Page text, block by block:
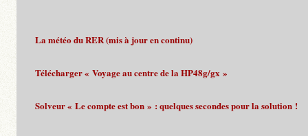
La météo du RER (mis à jour en continu)
Télécharger « Voyage au centre de la HP48g/gx »
Solveur « Le compte est bon » : quelques secondes pour la solution !